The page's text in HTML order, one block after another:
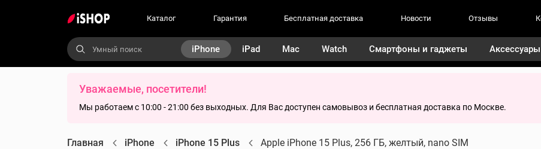
Каталог Гарантия Бесплатная доставка Новости Отзывы
iPhone iPad Mac Watch Смартфоны и гаджеты Аксессуары
Уважаемые, посетители!
Мы работаем с 10:00 - 21:00 без выходных. Для Вас доступен самовывоз и бесплатная доставка по Москве.
Главная iPhone iPhone 15 Plus Apple iPhone 15 Plus, 256 ГБ, желтый, nano SIM